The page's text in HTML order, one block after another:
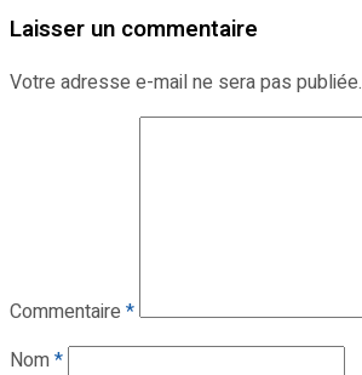
Laisser un commentaire
Votre adresse e-mail ne sera pas publiée.
Commentaire *
Nom*